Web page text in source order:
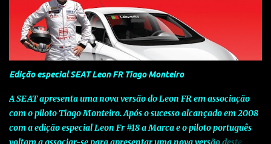
inteligência. Concebido como um fastback preparado para o
futuro e otimizado por Inteligência Artificial (IA), o novo XPENG
P7+ combina uma arquitetura inteligente avançada, um espaço
de referência no segmento e grande versatilidade para viagens,
respondendo às exigências do quotidiano europeu e refletindo o
compromisso de longo prazo da XPENG com a mobilidade
elétrica centrada no utilizador. O novo XPENG P7+ destaca-se
pela exclusividade do chip TURING AI, que oferece até 750 TOPS
de capacidade de computaç...
Edição especial SEAT Leon FR Tiago Monteiro
A SEAT apresenta uma nova versão do Leon FR em associação
com o piloto Tiago Monteiro. Após o sucesso alcançado em 2008
com a edição especial Leon Fr #18 a Marca e o piloto português